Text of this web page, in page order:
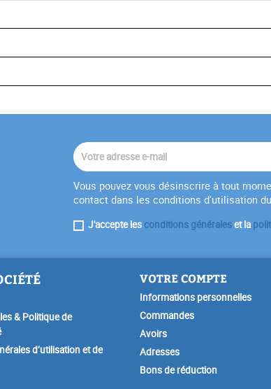
Vous pouvez vous désinscrire à tout
contact dans les conditions d'utilisation
J'accepte les conditions généraleset la
& Politique de
d’utilisation et de
VOTRE COMPTE
Informations personnelles
Commandes
Avoirs
Adresses
Bons de réduction